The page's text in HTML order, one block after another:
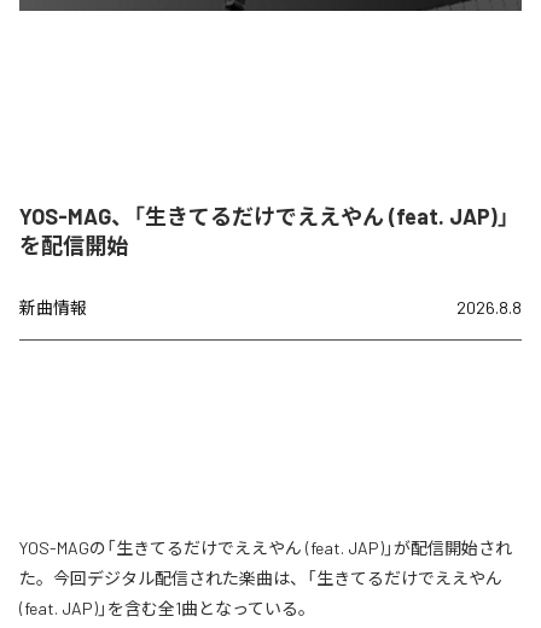
YOS-MAG、「生きてるだけでええやん (feat. JAP)」
を配信開始
新曲情報 2026.8.8
YOS-MAGの「生きてるだけでええやん (feat. JAP)」が配信開始され
た。今回デジタル配信された楽曲は、「生きてるだけでええやん
(feat. JAP)」を含む全1曲となっている。